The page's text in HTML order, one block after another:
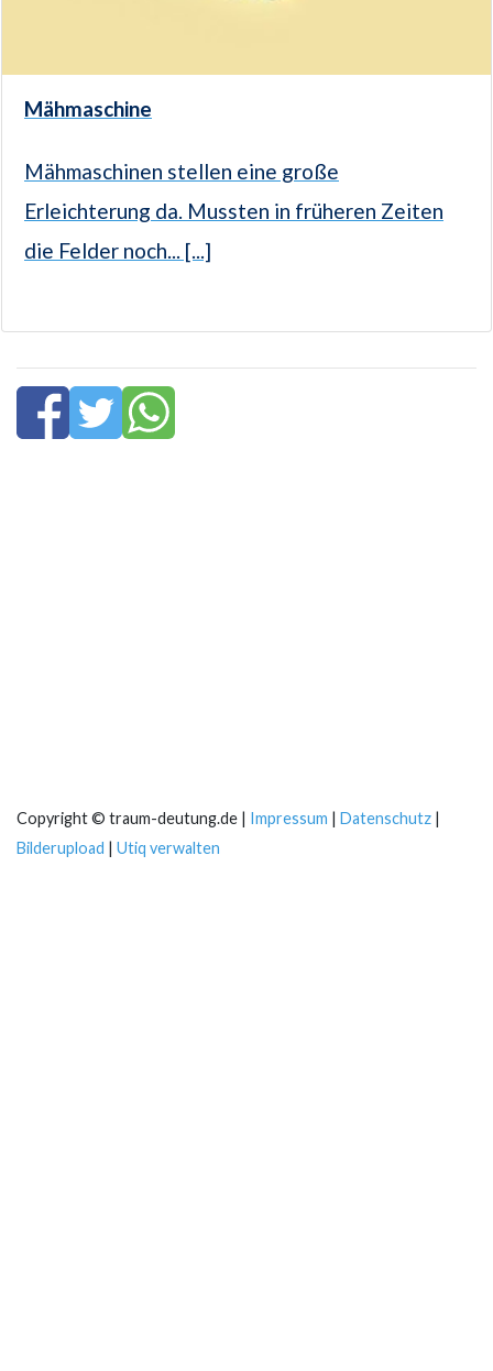
Mähmaschine
Mähmaschinen stellen eine große
Erleichterung da. Mussten in früheren Zeiten
die Felder noch... [...]
Copyright © traum-deutung.de | Impressum | Datenschutz |
Bilderupload | Utiq verwalten